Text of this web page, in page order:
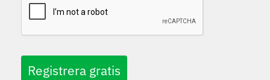
Registrera gratis